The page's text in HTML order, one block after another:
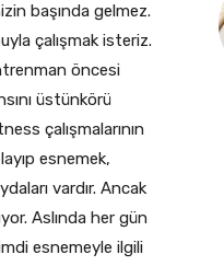
başında gelmez.
çalışmak isteriz.
öncesi
üstünkörü
çalışmalarının
esnemek,
vardır. Ancak
Aslında her gün
esnemeyle ilgili